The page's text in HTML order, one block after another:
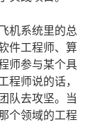
机系统里的总
件工程师、算
师参与某个具
程师说的话，
队去攻坚。当
个领域的工程